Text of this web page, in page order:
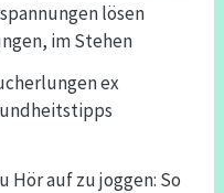
lösen
im Stehen
ex
Hör auf zu joggen: So